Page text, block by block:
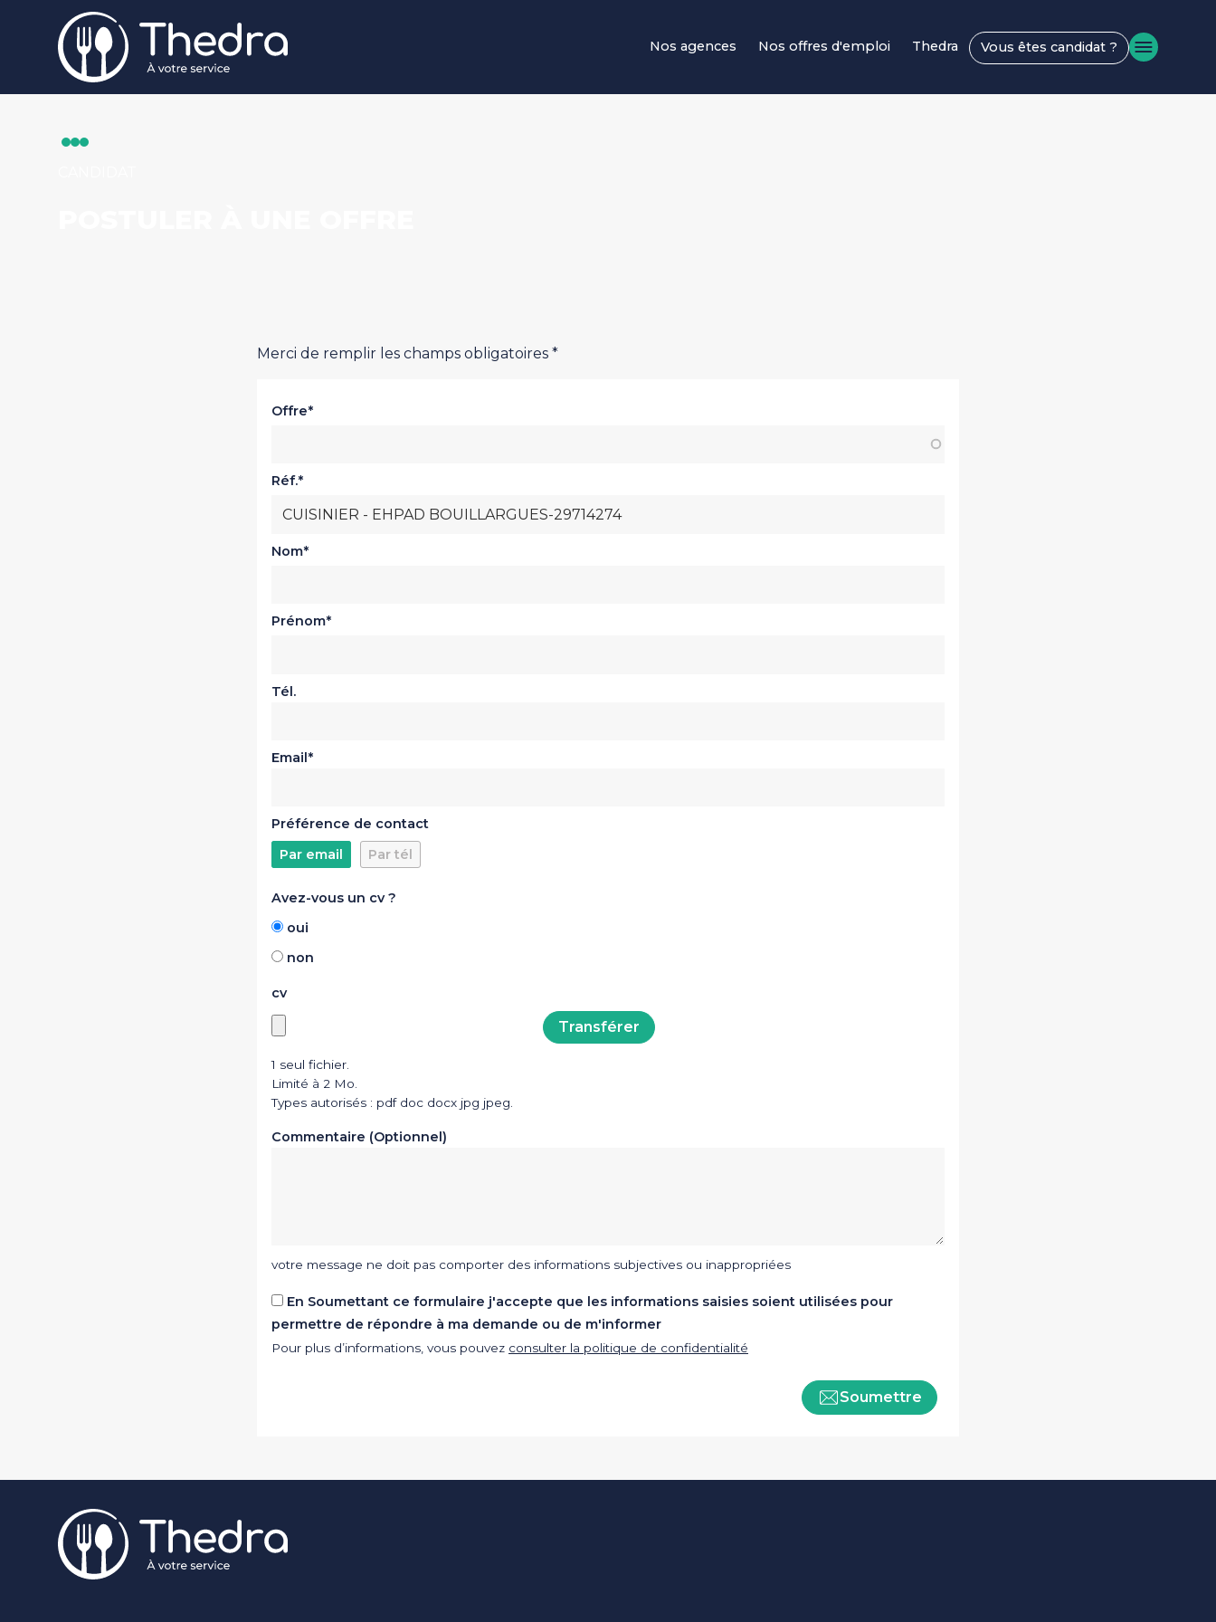
Aller au contenu principal
Navigation principale
Nos agences Nos offres d'emploi Thedra Vous êtes candidat ?
Merci de remplir les champs obligatoires *
Offre
Réf.
Nom
Prénom
Tél.
Email
Préférence de contact
Par email
Par tél
Avez-vous un cv ?
oui
non
cv
1 seul fichier.
Limité à 2 Mo.
Types autorisés : pdf doc docx jpg jpeg.
Commentaire (Optionnel)
votre message ne doit pas comporter des informations subjectives ou inappropriées
En Soumettant ce formulaire j'accepte que les informations saisies soient utilisées pour
permettre de répondre à ma demande ou de m'informer
Pour plus d’informations, vous pouvez consulter la politique de confidentialité
Soumettre